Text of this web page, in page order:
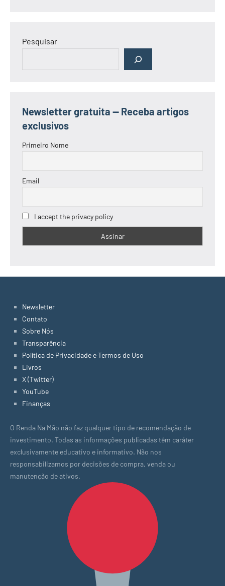
Pesquisar
Newsletter gratuita — Receba artigos
exclusivos
Primeiro Nome
Email
I accept the privacy policy
Newsletter
Contato
Sobre Nós
Transparência
Política de Privacidade e Termos de Uso
Livros
X (Twitter)
YouTube
Finanças
O Renda Na Mão não faz qualquer tipo de recomendação de
investimento. Todas as informações publicadas têm caráter
exclusivamente educativo e informativo. Não nos
responsabilizamos por decisões de compra, venda ou
manutenção de ativos.